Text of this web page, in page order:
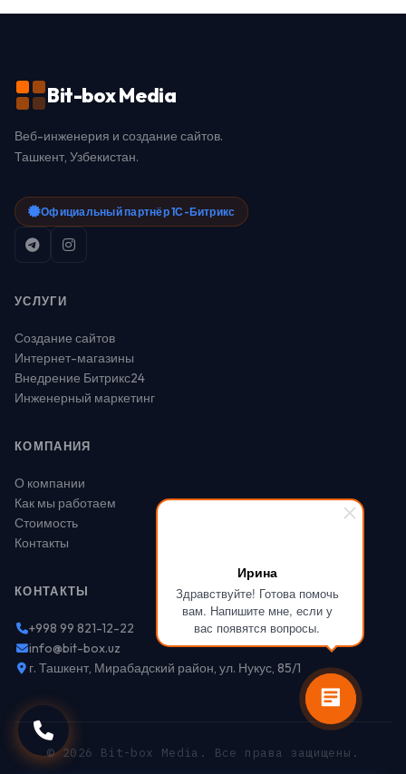
Ирина
Здравствуйте! Готова помочь
вам. Напишите мне, если у
вас появятся вопросы.
Bit-box Media
Веб-инженерия и создание сайтов.
Ташкент, Узбекистан.
Официальный партнёр 1С-Битрикс
УСЛУГИ
Создание сайтов
Интернет-магазины
Внедрение Битрикс24
Инженерный маркетинг
КОМПАНИЯ
О компании
Как мы работаем
Стоимость
Контакты
КОНТАКТЫ
+998 99 821-12-22
info@bit-box.uz
г. Ташкент, Мирабадский район, ул. Нукус, 85/1
© 2026 Bit-box Media. Все права защищены.